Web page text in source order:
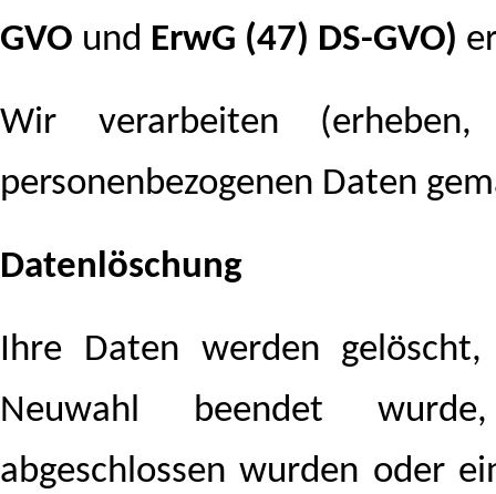
GVO und ErwG (47) DS-GVO)
Wir verarbeiten
personenbezogenen Daten
Datenlöschung
Ihre Daten werden
Neuwahl beendet
abgeschlossen wurden oder